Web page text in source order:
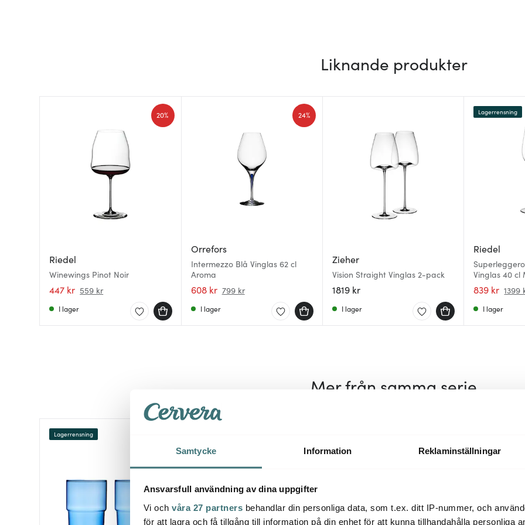
Samtycke Information Reklaminställningar
Ansvarsfull användning av dina uppgifter
Vi och våra 27 partners behandlar din personliga data, som t.ex. ditt IP-nummer, och
för att lagra och få tillgång till information på din enhet för att kunna tillhandahålla personliga
Liknande produkter
Riedel
Winewings Pinot Noir
447 kr 559 kr
20%
I lager
Orrefors
Intermezzo Blå Vinglas 62 cl
Aroma
608 kr 799 kr
24%
I lager
Zieher
Vision Straight Vinglas 2-pack
1819 kr
I lager
Riedel
Vinglas 40 cl
839 kr 1399
Lagerrensning
I lager
Mer från samma serie
Lagerrensning